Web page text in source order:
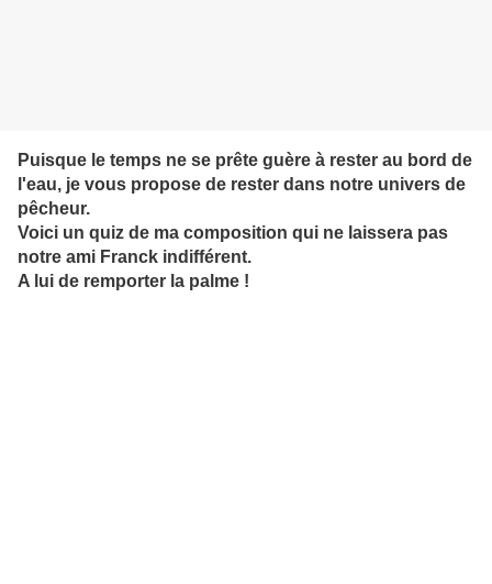
Puisque le temps ne se prête guère à rester au bord de
l'eau, je vous propose de rester dans notre univers de
pêcheur.
Voici un quiz de ma composition qui ne laissera pas
notre ami Franck indifférent.
A lui de remporter la palme !